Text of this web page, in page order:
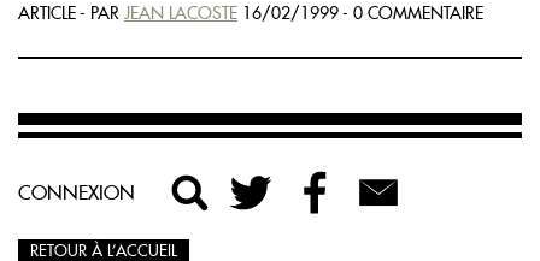
ARTICLE - PAR JEAN LACOSTE 16/02/1999 - 0 COMMENTAIRE
CONNEXION
RETOUR À L’ACCUEIL